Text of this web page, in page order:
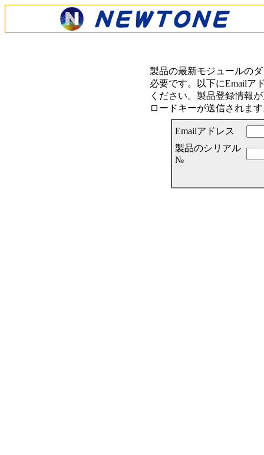
製品の最新モジュールの
必要です。以下にEmailア
ください。製品登録情報
ロードキーが送信されま
Emailアドレス
製品のシリアル
№